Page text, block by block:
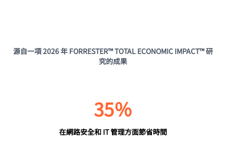
源自一項 2026 年 FORRESTER™ TOTAL ECONOMIC IMPACT™ 研
究的成果
35％
在網路安全和 IT 管理方面節省時間